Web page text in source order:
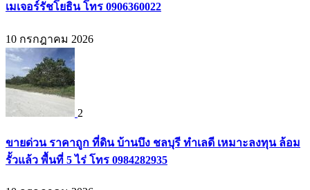
เมเจอร์รัชโยธิน โทร 0906360022
10 กรกฎาคม 2026
2
ขายด่วน ราคาถูก ที่ดิน บ้านบึง ชลบุรี ทำเลดี เหมาะลงทุน ล้อม
รั้วแล้ว พื้นที่ 5 ไร่ โทร 0984282935